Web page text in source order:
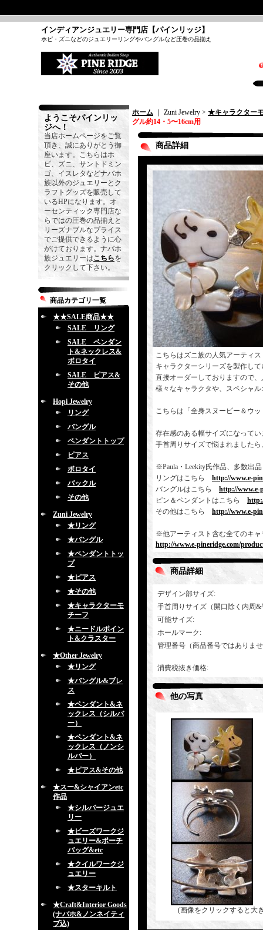
インディアンジュエリー専門店【パインリッジ】
ホピ・ズニなどのジュエリーリングやバングルなど圧巻の品揃え
ようこそパインリッ
ジへ！
当店ホームページをご覧
頂き、誠にありがとう御
座います。こちらはホ
ピ、ズニ、サントドミン
ゴ、イスレタなどナバホ
族以外のジュエリーとク
ラフトグッズを販売して
いるHPになります。オ
ーセンティック専門店な
らではの圧巻の品揃えと
リーズナブルなプライス
でご提供できるように心
がけております。ナバホ
族ジュエリーはこちらを
クリックして下さい。
商品カテゴリ一覧
★★SALE商品★★
SALE リング
SALE ペンダン
ト&ネックレス&
ボロタイ
SALE ピアス&
その他
Hopi Jewelry
リング
バングル
ペンダントトップ
ピアス
ボロタイ
バックル
その他
Zuni Jewelry
★リング
★バングル
★ペンダントトッ
プ
★ピアス
★その他
★キャラクターモ
チーフ
★ニードルポイン
ト&クラスター
★Other Jewelry
★リング
★バングル&ブレ
ス
★ペンダント&ネ
ックレス（シルバ
ー）
★ペンダント&ネ
ックレス（ノンシ
ルバー）
★ピアス&その他
★スー&シャイアンetc
作品
★シルバージュエ
リー
★ビーズワークジ
ュエリー&ポーチ
バッグ&etc
★クイルワークジ
ュエリー
★スターキルト
★Craft&Interior Goods
(ナバホ&ノンネイティ
ブ込)
ホーム ｜ Zuni Jewelry > ★キャラクター
グル約14・5〜16cm用
商品詳細
こちらはズニ族の人気アーティ
キャラクターシリーズを製作し
直接オーダーしておりますので
様々なキャラクタや、スペシャ
こちらは「全身スヌーピー＆ウ
存在感のある幅サイズになってい
手首周りサイズで悩まれました
※Paula・Leekity氏作品、多数出
リングはこちら http://www.e-
バングルはこちら http://www.e-
ピン＆ペンダントはこちら
その他はこちら http://www.e-
※他アーティスト含む全てのキ
http://www.e-pineridge.com/
商品詳細
デザイン部サイズ:
手首周りサイズ（開口除く内周&
可能サイズ:
ホールマーク :
管理番号（商品番号ではありま
消費税抜き価格:
他の写真
(画像をクリックすると大